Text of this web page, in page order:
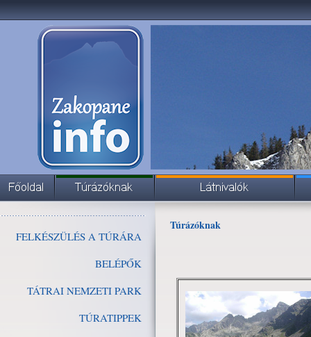
FELKÉSZÜLÉS A TÚRÁRA
BELÉPŐK
TÁTRAI NEMZETI PARK
TÚRATIPPEK
Túrázóknak